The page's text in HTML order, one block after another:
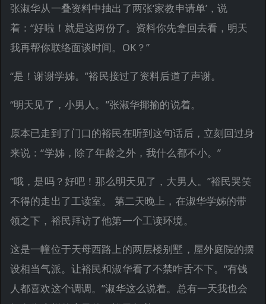
张淑华从一叠资料中抽出了两张‘家教申请单’，说
着：“好啦！就是这两份了。资料你先拿回去看，明天
我再帮你联络面谈时间。OK？”
“是！谢谢学姊。”裕民接过了资料后道了声谢。
“明天见了，小男人。”张淑华揶揄的说着。
原本已走到了门口的裕民在听到这句话后，立刻回过身
来说：“学姊，除了年龄之外，我什么都不小。”
“哦，是吗？好吧！那么明天见了，大男人。”裕民哭笑
不得的走出了工读室。 第二天晚上，在淑华学姊的带
领之下，裕民拜访了他第一个工读环境。
这是一幢位于天母西路上的两层楼别墅，屋外庭院的摆
设相当气派。让裕民和淑华看了不禁咋舌不下。“有钱
人都喜欢这个调调。”淑华这么说着。总有一天我也会